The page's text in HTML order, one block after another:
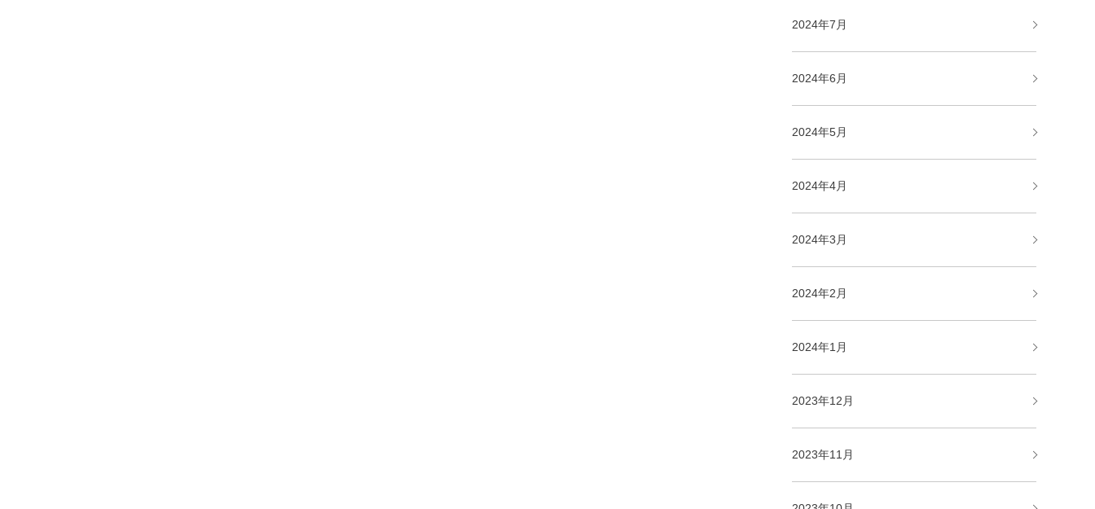
2024年7月
2024年6月
2024年5月
2024年4月
2024年3月
2024年2月
2024年1月
2023年12月
2023年11月